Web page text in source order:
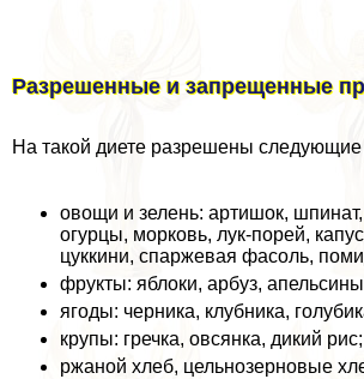
Разрешенные и запрещенные
На такой диете разрешены следующие
овощи и зелень: артишок,
огурцы, морковь, лук-порей,
цуккини, спаржевая фасоль,
фрукты: яблоки, арбуз,
ягоды: черника, клубника,
крупы: гречка, овсянка, дикий рис;
ржаной хлеб, цельнозерновые